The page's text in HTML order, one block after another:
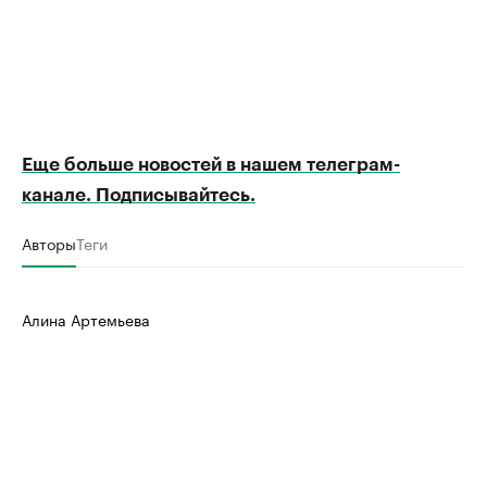
Еще больше новостей в нашем телеграм-
канале. Подписывайтесь.
АвторыТеги
Алина Артемьева